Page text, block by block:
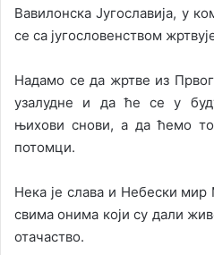
Вавилонска Југославија, у
се са југословенством
Надамо се да жртве из Првог
узалудне и да ће се у
њихови снови, а да ћемо
потомци.
Нека је слава и Небески
свима онима који су дали
отачаство.